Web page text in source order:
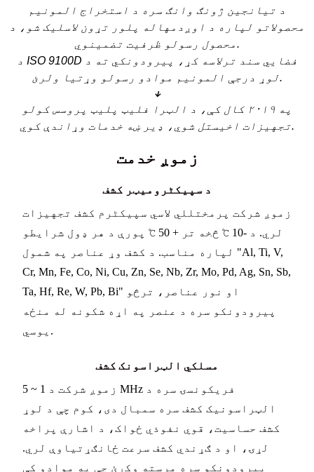
د تیانجین ژونګ وانګ سره د استخراج المونیم
محصولاتو لپاره د اوږدمهاله پلور تړون لاسلیک شو، د
محصول رسولو ظرفیت تضمینوي.
د ISO 9100D فضايي سند ترلاسه کړ، پیرودونکي ته د
لوړ درجې المونیم موادو رسولو وړتیا ولرئ.
↓
په ۲۰۱۹ کال کې، د الټرا فلیټ پلیټ پروسس کولو
تجهیزات اخیستل شوي، ډیر ښه خدمات وړاندې کوي.
زموږ خدمت
د سپیکٹرومیټر کشف
زموږ شرکت پرمختللي لاسي سپیکٹرم کشف تجهیزات
لري. د -10 ℃ څخه تر + 50 ℃ پورې د هر ډول شرایطو
لپاره مناسب. د کشف وړ عناصر په شمول "Al, Ti, V,
Cr, Mn, Fe, Co, Ni, Cu, Zn, Se, Nb, Zr, Mo, Pd, Ag, Sn, Sb,
Ta, Hf, Re, W, Pb, Bi" او نور عناصر، ترڅو
پیرودونکو سره د عنصر په اړه شکونه له منځه
یوسي.
مسلکي الټراسونک کشف
زموږ شرکت د 1 ~ 5 MHz فریکونسۍ سره د
الټراسونیک کشف سره سمبال دی، کوم چې د لوړ
کشف حساسیت، قوي نفوذي ځواک، د اشارې پراخه
لړۍ، او د ګړندي کشف سرعت ځانګړتیاوې لري.
پیرودونکو سره مرسته وکړئ چې په موادو کې